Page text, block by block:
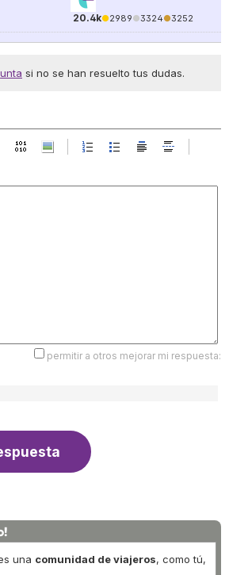
20.4k●2989●3324●3252
si no se han resuelto tus dudas.
permitir a otros mejorar mi respuesta:
una comunidad de viajeros, como tú,